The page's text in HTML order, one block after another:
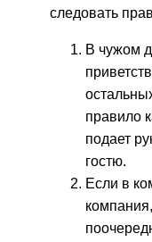
следовать
В чужом
правило
подает
гостю.
Если в